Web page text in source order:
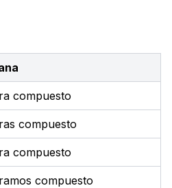
compuesto
compuesto
compuesto
compuesto